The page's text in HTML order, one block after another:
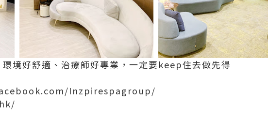
境好舒適、治療師好專業，一定要keep住去做先得
Inzpirespagroup/